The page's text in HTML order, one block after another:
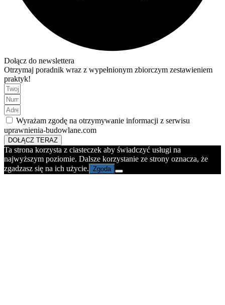
Dołącz do newslettera
Otrzymaj poradnik wraz z wypełnionym zbiorczym zestawieniem
praktyk!
Wyrażam zgodę na otrzymywanie informacji z serwisu
uprawnienia-budowlane.com
DOŁĄCZ TERAZ
Ta strona korzysta z ciasteczek aby świadczyć usługi na
najwyższym poziomie. Dalsze korzystanie ze strony oznacza, że
zgadzasz się na ich użycie. Zgoda